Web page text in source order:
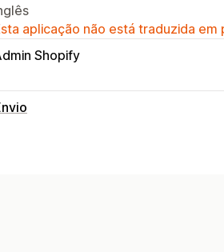
aplicação não está traduzida
Shopify